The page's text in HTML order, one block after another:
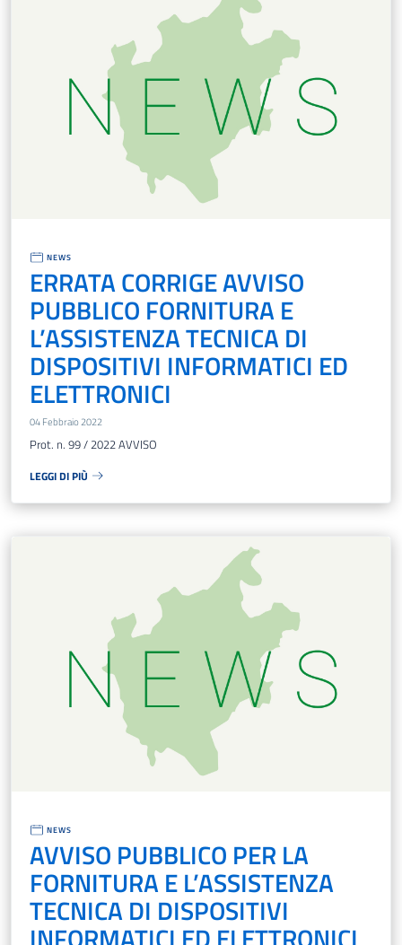
NEWS
ERRATA CORRIGE AVVISO
PUBBLICO FORNITURA E
L’ASSISTENZA TECNICA DI
DISPOSITIVI INFORMATICI ED
ELETTRONICI
04 Febbraio 2022
Prot. n. 99 / 2022 AVVISO
LEGGI DI PIÙ
NEWS
AVVISO PUBBLICO PER LA
FORNITURA E L’ASSISTENZA
TECNICA DI DISPOSITIVI